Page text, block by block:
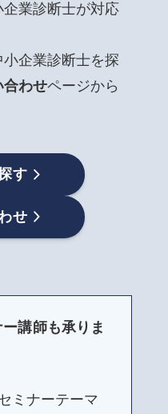
業診断士が対応
企業診断士を探
合わせページから
す
せ
講師も承りま
ミナーテーマ